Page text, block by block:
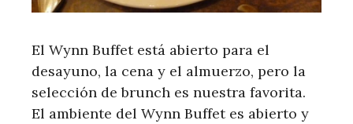
El Wynn Buffet está abierto para el
desayuno, la cena y el almuerzo, pero la
selección de brunch es nuestra favorita.
El ambiente del Wynn Buffet es abierto y